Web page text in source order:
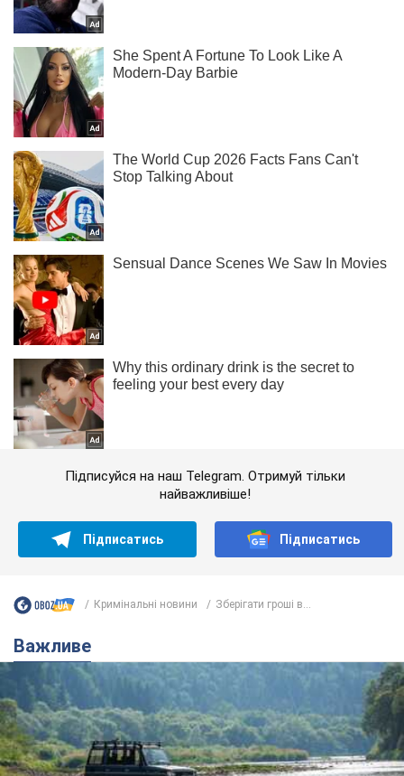
Підписуйся на наш Telegram. Отримуй тільки
найважливіше!
Підписатись Підписатись
Кримінальні новини Зберігати гроші в...
Важливе